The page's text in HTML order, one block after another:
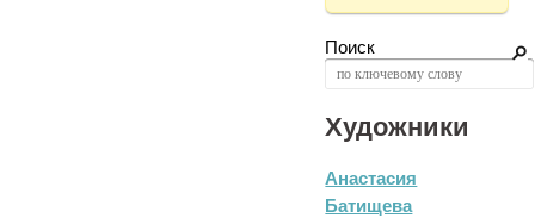
Поиск
Художники
Анастасия
Батищева